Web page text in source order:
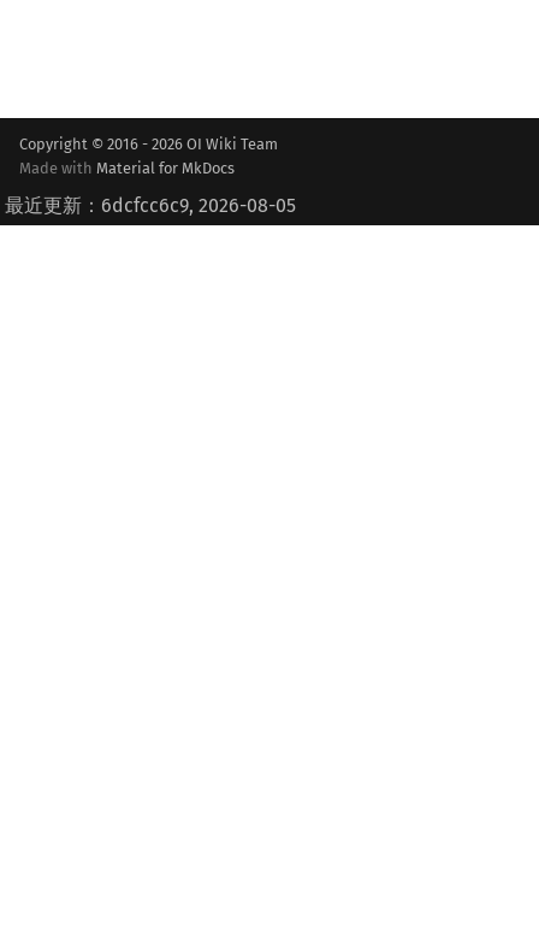
Copyright © 2016 - 2026 OI Wiki Team
Made with Material for MkDocs
最近更新：6dcfcc6c9, 2026-08-05